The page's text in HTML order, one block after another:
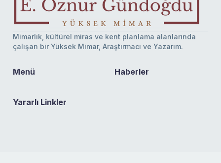
Mimarlık, kültürel miras ve kent planlama alanlarında
çalışan bir Yüksek Mimar, Araştırmacı ve Yazarım.
Menü Haberler
Yararlı Linkler